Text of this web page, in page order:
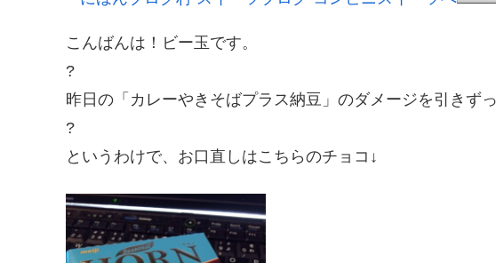
こんばんは！ビー玉です。
?
昨日の「カレーやきそばプラス納豆」のダメージを引きず
?
というわけで、お口直しはこちらのチョコ↓